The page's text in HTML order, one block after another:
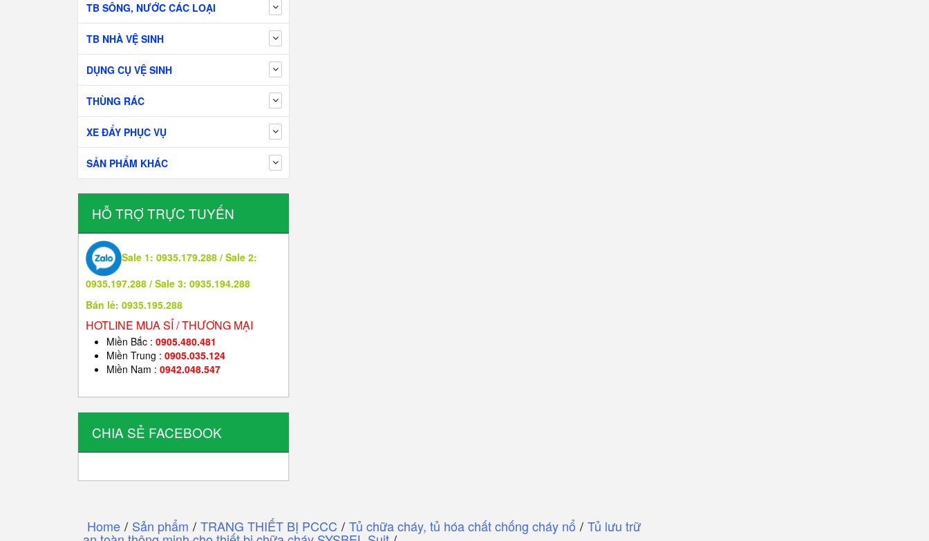
TB SÔNG, NƯỚC CÁC LOẠI
TB NHÀ VỆ SINH
DỤNG CỤ VỆ SINH
THÙNG RÁC
XE ĐẨY PHỤC VỤ
SẢN PHẨM KHÁC
HỖ TRỢ TRỰC TUYẾN
Sale 1: 0935.179.288 / Sale 2:
0935.197.288 / Sale 3: 0935.194.288
Bán lẻ: 0935.195.288
HOTLINE MUA SỈ / THƯƠNG MẠI
Miền Bắc : 0905.480.481
Miền Trung : 0905.035.124
Miền Nam : 0942.048.547
CHIA SẺ FACEBOOK
Home / Sản phẩm / TRANG THIẾT BỊ PCCC / Tủ chữa cháy, tủ hóa chất chống cháy nổ / Tủ lưu trữ